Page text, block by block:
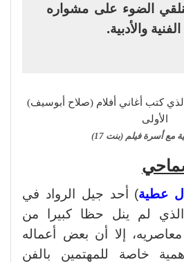
الضوء على مشواره
والأدبية.
مع أسرة فيلم (بنت 17)
عطية) أحد جيل الرواد في
الذي لم ينل حظا كبيرا من
إلا أن بعض أعماله
خاصة للمهتمين بالفن